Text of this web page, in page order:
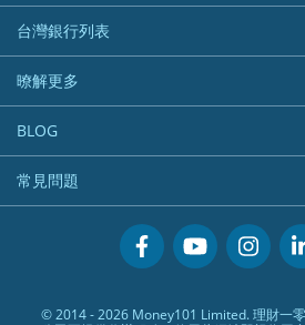
首刷禮優惠
網購優惠
行動支付優惠
旅遊訂房優惠
信貸利率比較
一般個人貸款
優質客戶貸款
小額借款
循環貸款
汽機車貸款比較
信用貸款銀行列表
汽車保險
機車保險
寵物險
財富管理帳戶
數位存款帳戶
美元定存
台灣銀行列表
銀行與合作機構列表
銀行客服電話
暸解更多
加入我們
訂閱電子報
媒體聯絡
關於我們
BLOG
專欄文章
常見問題
活動禮贈品兌換相關
會員相關常見問題
© 2014 - 2026 Money101 Limited. 理財一